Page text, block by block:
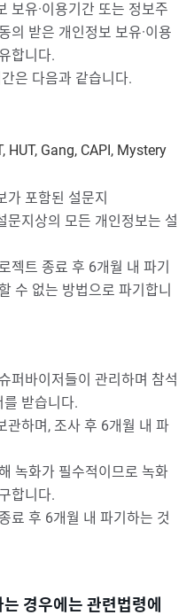
보유·이용기간 또는 정보주
의 받은 개인정보 보유·이용
합니다.
은 다음과 같습니다.
HUT, Gang, CAPI, Mystery
포함된 설문지
문지상의 모든 개인정보는 설
젝트 종료 후 6개월 내 파기
수 없는 방법으로 파기합니
퍼바이저들이 관리하며 참석
받습니다.
관하며, 조사 후 6개월 내 파
녹화가 필수적이므로 녹화
합니다.
료 후 6개월 내 파기하는 것
경우에는 관련법령에